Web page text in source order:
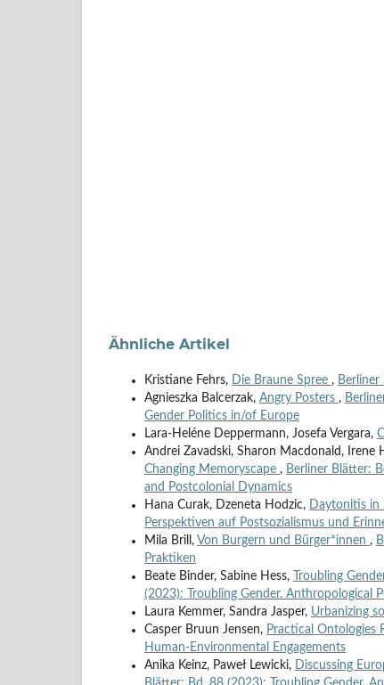
Ähnliche Artikel
Kristiane Fehrs, Die Braune Spree ,
Agnieszka Balcerzak, Angry Posters ,
Gender Politics in/of Europe
Lara-Heléne Deppermann, Josefa Vergara,
Andrei Zavadski, Sharon Macdonald, Irene
Changing Memoryscape , Berliner Blätter:
and Postcolonial Dynamics
Hana Curak, Dzeneta Hodzic, Daytonitis in
Perspektiven auf Postsozialismus und
Mila Brill, Von Burgern und Bürger*innen ,
Praktiken
Beate Binder, Sabine Hess,
Troubling
(2023): Troubling Gender. Anthropological
Laura Kemmer, Sandra Jasper, Urbanizing
Casper Bruun Jensen, Practical Ontologies
Human-Environmental Engagements
Anika Keinz, Paweł Lewicki, Discussing